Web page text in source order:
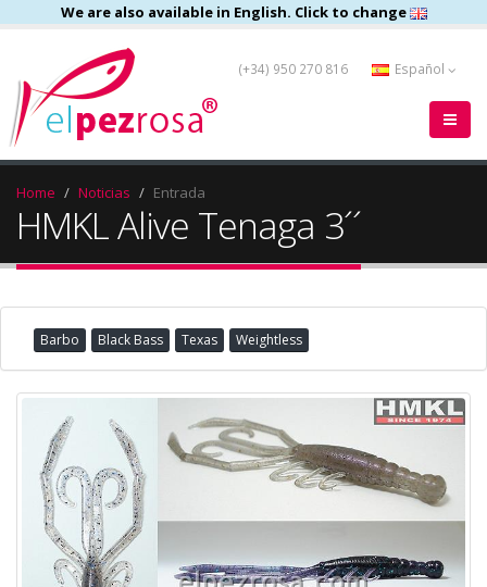
We are also available in English. Click to change
(+34) 950 270 816 Español
Home Noticias Entrada
HMKL Alive Tenaga 3´´
Barbo Black Bass Texas Weightless